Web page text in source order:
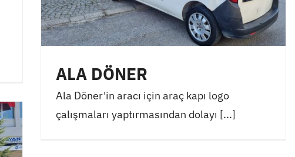
ALA DÖNER
Ala Döner'in aracı için araç kapı logo
çalışmaları yaptırmasından dolayı [...]